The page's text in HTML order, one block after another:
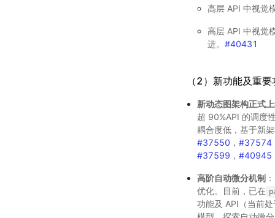
高层 API 中视觉
高层 API 中视
进。 #40431
（2）新功能及重
新动态图架构正式
超 90%API 的调度
耦合度低，基于新
#37550 ， #37574
#37599 ， #40945
高阶自动微分机制
优化。目前，已在
功能及 API（当前